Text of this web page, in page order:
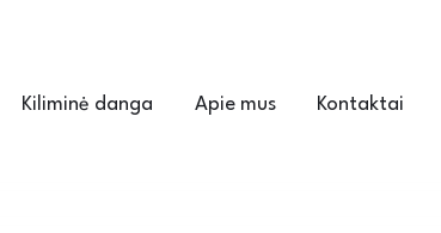
Kiliminė danga Apie mus Kontaktai